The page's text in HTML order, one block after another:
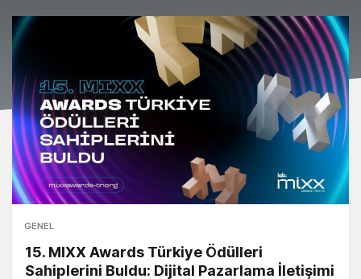
GENEL
15. MIXX Awards Türkiye Ödülleri
Sahiplerini Buldu: Dijital Pazarlama İletişimi